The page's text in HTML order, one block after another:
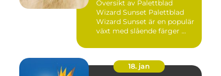
Översikt av Palettblad
Wizard Sunset Palettblad
Wizard Sunset är en populär
växt med slående färger ...
18. jan